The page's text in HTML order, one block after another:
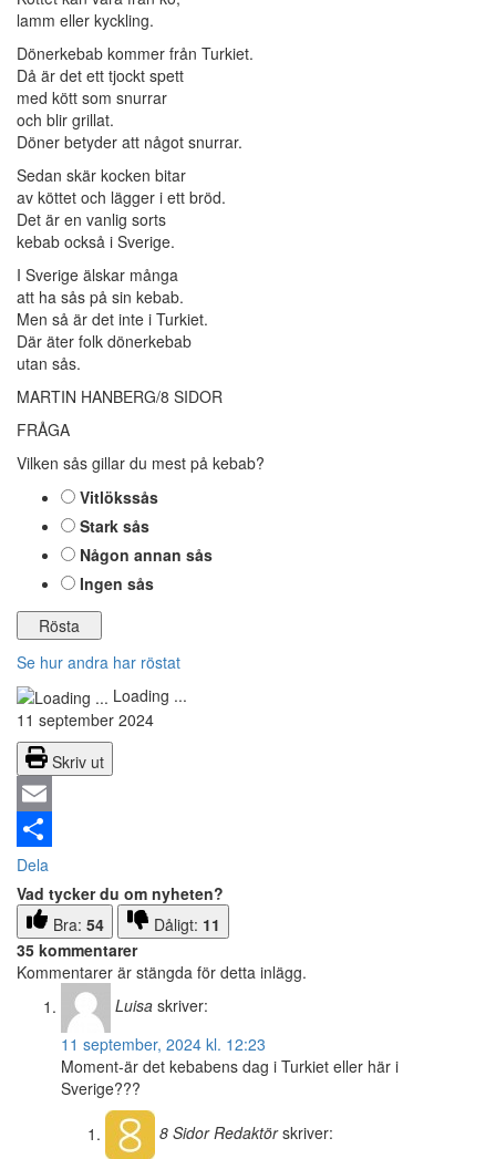
lamm eller kyckling.
Dönerkebab kommer från Turkiet.
Då är det ett tjockt spett
med kött som snurrar
och blir grillat.
Döner betyder att något snurrar.
Sedan skär kocken bitar
av köttet och lägger i ett bröd.
Det är en vanlig sorts
kebab också i Sverige.
I Sverige älskar många
att ha sås på sin kebab.
Men så är det inte i Turkiet.
Där äter folk dönerkebab
utan sås.
MARTIN HANBERG/8 SIDOR
FRÅGA
Vilken sås gillar du mest på kebab?
Vitlökssås
Stark sås
Någon annan sås
Ingen sås
Se hur andra har röstat
Loading ...
11 september 2024
Skriv ut
Email
Dela
Vad tycker du om nyheten?
Bra: 54 Dåligt: 11
35 kommentarer
Kommentarer är stängda för detta inlägg.
Luisa skriver:
11 september, 2024 kl. 12:23
Moment-är det kebabens dag i Turkiet eller här i
Sverige???
8 SidorRedaktör skriver: